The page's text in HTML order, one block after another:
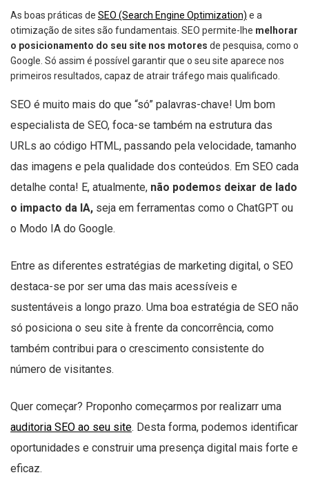
As boas práticas de SEO (Search Engine Optimization) e a
otimização de sites são fundamentais. SEO permite-lhe melhorar
o posicionamento do seu site nos motores de pesquisa, como o
Google. Só assim é possível garantir que o seu site aparece nos
primeiros resultados, capaz de atrair tráfego mais qualificado.
SEO é muito mais do que “só” palavras-chave! Um bom
especialista de SEO, foca-se também na estrutura das
URLs ao código HTML, passando pela velocidade, tamanho
das imagens e pela qualidade dos conteúdos. Em SEO cada
detalhe conta! E, atualmente, não podemos deixar de lado
o impacto da IA, seja em ferramentas como o ChatGPT ou
o Modo IA do Google.
Entre as diferentes estratégias de marketing digital, o SEO
destaca-se por ser uma das mais acessíveis e
sustentáveis a longo prazo. Uma boa estratégia de SEO não
só posiciona o seu site à frente da concorrência, como
também contribui para o crescimento consistente do
número de visitantes.
Quer começar? Proponho começarmos por realizarr uma
auditoria SEO ao seu site. Desta forma, podemos identificar
oportunidades e construir uma presença digital mais forte e
eficaz.